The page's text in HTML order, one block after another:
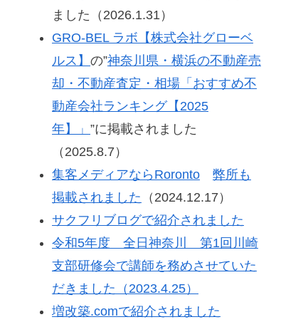
ました（2026.1.31）
GRO-BEL ラボ【株式会社グローベ
ルス】 の”神奈川県・横浜の不動産売
却・不動産査定・相場「おすすめ不
動産会社ランキング【2025
年】」 ”に掲載されました
（2025.8.7）
集客メディアならRoronto
弊所も
掲載されました （2024.12.17）
サクフリブログで紹介されました
令和5年度 全日神奈川 第1回川崎
支部研修会で講師を務めさせていた
だきました（2023.4.25）
増改築.comで紹介されました